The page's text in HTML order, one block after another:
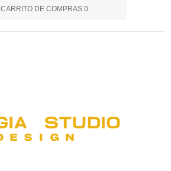
CARRITO DE COMPRAS 0